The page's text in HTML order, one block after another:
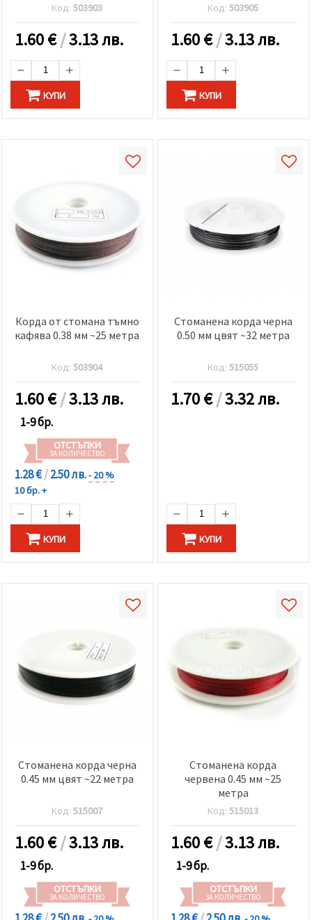
Код:503903
1.60€/3.13 лв.
КУПИ
Код:503905
1.60€/3.13 лв.
КУПИ
Корда от стомана тъмно
кафява 0.38 мм ~25 метра
Код:503904
1.60€/3.13 лв.
1-9 бр.
ОТСТЪПКИ
ЗА КОЛИЧЕСТВО
1.28 €/2.50 лв.- 20 %
10 бр. +
КУПИ
Стоманена корда черна
0.50 мм цвят ~32 метра
Код:515055
1.70€/3.32 лв.
КУПИ
Стоманена корда черна
0.45 мм цвят ~22 метра
Код:515007
1.60€/3.13 лв.
1-9 бр.
ОТСТЪПКИ
ЗА КОЛИЧЕСТВО
Стоманена корда
червена 0.45 мм ~25
метра
Код:515013
1.60€/3.13 лв.
1-9 бр.
ОТСТЪПКИ
ЗА КОЛИЧЕСТВО